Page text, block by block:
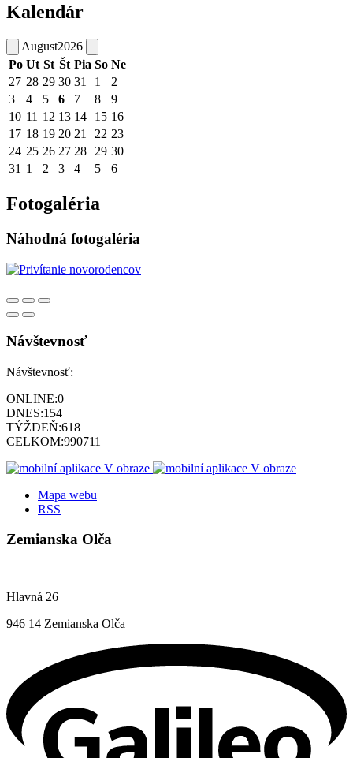
Kalendár
August2026
Po Ut St Št Pia So Ne
27 28 29 30 31 1
2
3
4 5 6 7 8
9
10 11 12 13 14 15 16
17 18 19 20 21 22 23
24 25 26 27 28 29 30
31 1 2 3 4 5 6
Fotogaléria
Náhodná fotogaléria
Návštevnosť
Návštevnosť:
ONLINE:0
DNES:154
TÝŽDEŇ:618
CELKOM:990711
Mapa webu
RSS
Zemianska Olča
Hlavná 26
946 14 Zemianska Olča